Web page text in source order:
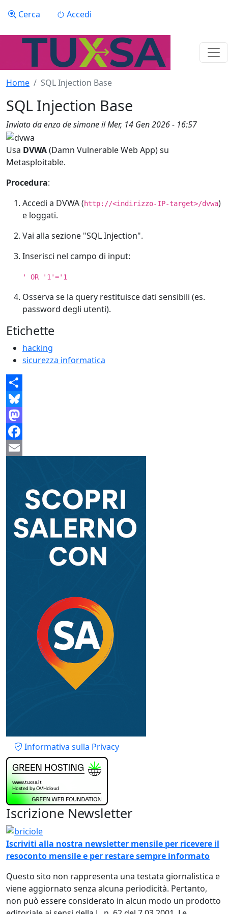
Menu profilo utente
Cerca Accedi
Home SQL Injection Base
SQL Injection Base
Inviato daenzo de simoneilMer, 14 Gen 2026 - 16:57
Usa DVWA(Damn Vulnerable Web App) su
Metasploitable.
Procedura:
Accedi a DVWA (http://<indirizzo-IP-target>/dvwa)
e loggati.
Vai alla sezione "SQL Injection".
Inserisci nel campo di input:
' OR '1'='1
Osserva se la query restituisce dati sensibili (es.
password degli utenti).
Etichette
hacking
sicurezza informatica
Share
Bluesky
Mastodon
Facebook
Piè di pagina
Informativa sulla Privacy
Iscrizione Newsletter
Immagine
Iscriviti alla nostra newsletter mensile per ricevere il
resoconto mensile e per restare sempre informato
Questo sito non rappresenta una testata giornalistica e
viene aggiornato senza alcuna periodicità. Pertanto,
non può essere considerato in alcun modo un prodotto